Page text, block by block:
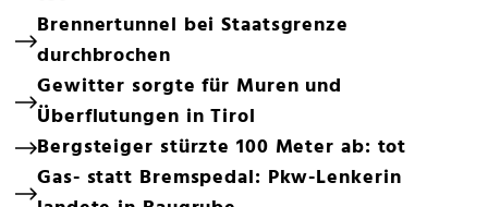
Brennertunnel bei Staatsgrenze
durchbrochen
Gewitter sorgte für Muren und
Überflutungen in Tirol
Bergsteiger stürzte 100 Meter ab: tot
Gas- statt Bremspedal: Pkw-Lenkerin